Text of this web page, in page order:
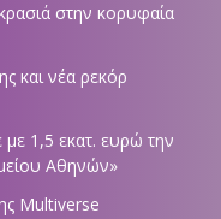
στην κορυφαία
και νέα ρεκόρ
1,5 εκατ. ευρώ την
Αθηνών»
Multiverse